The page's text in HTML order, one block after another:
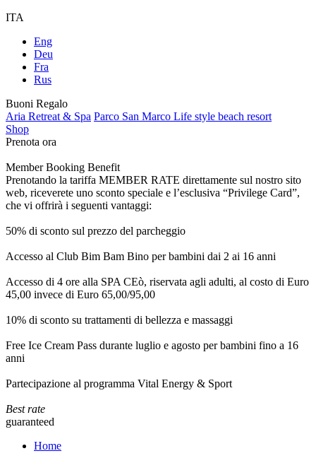
ITA
Eng
Deu
Fra
Rus
Buoni Regalo
Aria Retreat & Spa Parco San Marco Life style beach resort
Shop
Prenota ora
Member Booking Benefit
Prenotando la tariffa MEMBER RATE direttamente sul nostro sito
web, riceverete uno sconto speciale e l’esclusiva “Privilege Card”,
che vi offrirà i seguenti vantaggi:
50% di sconto sul prezzo del parcheggio
Accesso al Club Bim Bam Bino per bambini dai 2 ai 16 anni
Accesso di 4 ore alla SPA CEò, riservata agli adulti, al costo di Euro
45,00 invece di Euro 65,00/95,00
10% di sconto su trattamenti di bellezza e massaggi
Free Ice Cream Pass durante luglio e agosto per bambini fino a 16
anni
Partecipazione al programma Vital Energy & Sport
Best rate
guaranteed
Home